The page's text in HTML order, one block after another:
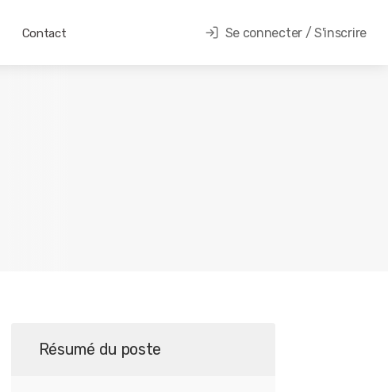
Contact Se connecter / S'inscrire
Résumé du poste